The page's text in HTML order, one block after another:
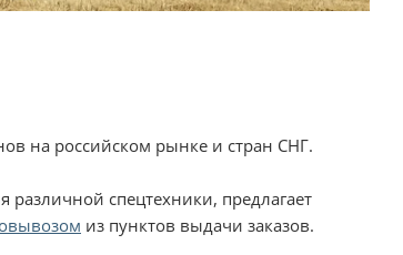
на российском рынке и стран СНГ.
различной спецтехники, предлагает
из пунктов выдачи заказов.